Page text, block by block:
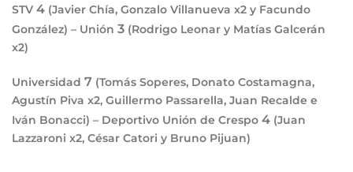
STV 4 (Javier Chía, Gonzalo Villanueva x2 y Facundo
González) – Unión 3 (Rodrigo Leonar y Matías Galcerán
x2)
Universidad 7 (Tomás Soperes, Donato Costamagna,
Agustín Piva x2, Guillermo Passarella, Juan Recalde e
Iván Bonacci) – Deportivo Unión de Crespo 4 (Juan
Lazzaroni x2, César Catori y Bruno Pijuan)